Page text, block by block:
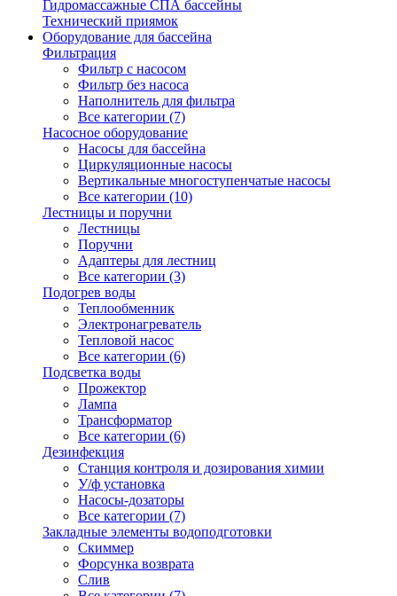
Гидромассажные СПА бассейны
Технический приямок
Оборудование для бассейна
Фильтрация
Фильтр с насосом
Фильтр без насоса
Наполнитель для фильтра
Все категории (7)
Насосное оборудование
Насосы для бассейна
Циркуляционные насосы
Вертикальные многоступенчатые насосы
Все категории (10)
Лестницы и поручни
Лестницы
Поручни
Адаптеры для лестниц
Все категории (3)
Подогрев воды
Теплообменник
Электронагреватель
Тепловой насос
Все категории (6)
Подсветка воды
Прожектор
Лампа
Трансформатор
Все категории (6)
Дезинфекция
Станция контроля и дозирования химии
У/ф установка
Насосы-дозаторы
Все категории (7)
Закладные элементы водоподготовки
Скиммер
Форсунка возврата
Слив